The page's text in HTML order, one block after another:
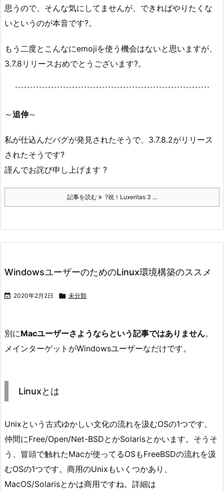
思うので、そんな気にしてませんが、できればやりたくな
いというのが本音です?。
もう二度とこんなにemojiを使う機会はないと思いますが、
3.7.8リリースおめでとうございます?。
～追伸～
私が仕込んだバグが発見されたそうで、3.7.8.2がリリース
されたそうです?
謹んでお詫び申し上げます ?
記事を読む ?祝！Luxeritas 3 ...
WindowsユーザーのためのLinux環境構築のススメ
 2020年2月2日  未分類
別にMacユーザーさようならという記事ではありません。
メインターゲットがWindowsユーザーなだけです。
Linuxとは
Unixという古式ゆかしい文化の流れを汲むOSの1つです。
仲間にFree/Open/Net-BSDとかSolarisとかいます。そうそ
う、冒頭で触れたMacが使ってるOSもFreeBSDの流れを汲
むOSの1つです。商用のUnixもいくつかあり、
MacOS/Solarisとかは商用ですね。詳細は